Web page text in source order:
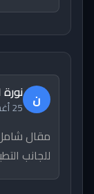
ن نورة
25 أغسطس 2025
مقال
للجانب